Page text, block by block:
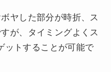
ヤした部分が時折、ス
が、タイミングよくス
ットすることが可能で